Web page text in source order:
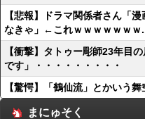
【悲報】ドラマ関係者さん「
なきゃ」←これｗｗｗｗｗｗｗ
【衝撃】タトゥー彫師23年目
です」・・・・・・・・・
【驚愕】「鶴仙流」とかいう
まにゅそく